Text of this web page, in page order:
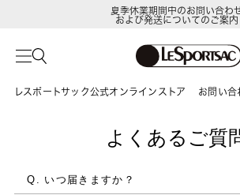
夏季休業期間中のお問い合わ
および発送についてのご案内
レスポートサック公式オンラインストア お問い合
よくあるご質
Q. いつ届きますか？